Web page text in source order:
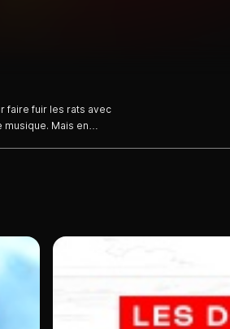
faire fuir les rats avec
Mais en